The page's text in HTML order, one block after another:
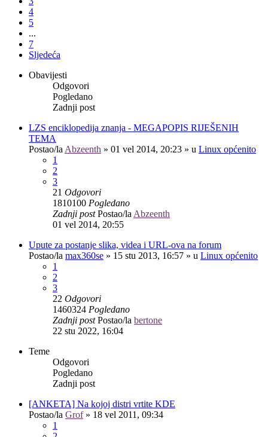
4
5
...
7
Sljedeća
Obavijesti
Odgovori
Pogledano
Zadnji post
LZS enciklopedija znanja - MEGAPOPIS RIJEŠENIH
TEMA
Postao/la Abzeenth » 01 vel 2014, 20:23 » u Linux općenito
1
2
3
21 Odgovori
1810100 Pogledano
Zadnji postPostao/la Abzeenth
01 vel 2014, 20:55
Upute za postanje slika, videa i URL-ova na forum
Postao/la max360se » 15 stu 2013, 16:57 » u Linux općenito
1
2
3
22 Odgovori
1460324 Pogledano
Zadnji postPostao/la bertone
22 stu 2022, 16:04
Teme
Odgovori
Pogledano
Zadnji post
[ANKETA] Na kojoj distri vrtite KDE
Postao/la Grof» 18 vel 2011, 09:34
1